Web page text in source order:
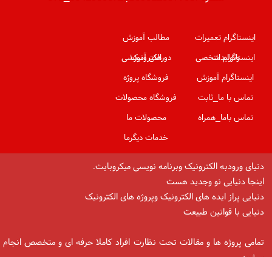
اینستاگرام تعمیرات
وتولیدات
اینستاگرام شخصی
اینستاگرام آموزش
تماس با ما_ثابت
تماس باما_همراه
مطالب آموزش
الکترونیک
دورهای آموزشی
فروشگاه پروژه
فروشگاه محصولات
محصولات ما
خدمات دیگرما
دنیای ورودبه الکترونیک وبرنامه نویسی میکروبایت.
اینجا دنیایی نو وجدید هست
دنیایی پراز ایده های الکترونیک وپروژه های الکترونیک
دنیایی با قوانین طبیعت
تمامی پروژه ها و مقالات تحت نظارت افراد کاملا حرفه ای و متخصص انجام